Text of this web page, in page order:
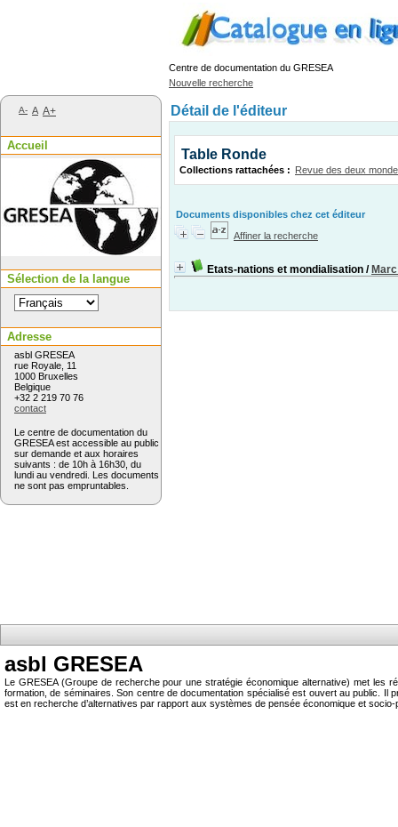
Centre de documentation du GRESEA
Nouvelle recherche
Détail de l'éditeur
Table Ronde
Collections rattachées : Revue des deux
Documents disponibles chez cet éditeur
Affiner la recherche
Etats-nations et mondialisation /
asbl GRESEA
Le GRESEA (Groupe de recherche pour une stratégie économique alternative) met les
formation, de séminaires. Son centre de documentation spécialisé est ouvert au public.
est en recherche d’alternatives par rapport aux systèmes de pensée économique et socio-
A- A A+
Accueil
Sélection de la langue
Adresse
asbl GRESEA
rue Royale, 11
1000 Bruxelles
Belgique
+32 2 219 70 76
contact
Le centre de documentation du
GRESEA est accessible au public
sur demande et aux horaires
suivants : de 10h à 16h30, du
lundi au vendredi. Les documents
ne sont pas empruntables.